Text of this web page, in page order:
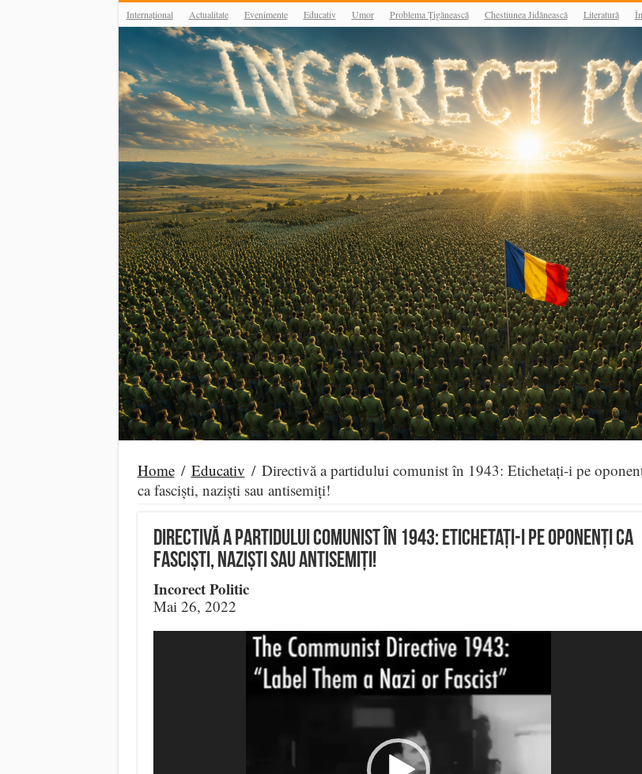
Internațional Actualitate Evenimente Educativ Umor Problema Țigănească Chestiunea Jidănească Literatură
Home / Educativ / Directivă a partidului comunist în 1943: Etichetați-i pe
ca fasciști, naziști sau antisemiți!
Directivă a partidului comunist în 1943: Etichetați-i pe oponenți ca
fasciști, naziști sau antisemiți!
Incorect Politic
Mai 26, 2022